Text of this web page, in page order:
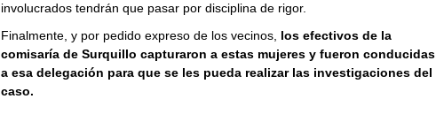
involucrados tendrán que pasar por disciplina de rigor.
Finalmente, y por pedido expreso de los vecinos, los efectivos de la
comisaría de Surquillo capturaron a estas mujeres y fueron conducidas
a esa delegación para que se les pueda realizar las investigaciones del
caso.